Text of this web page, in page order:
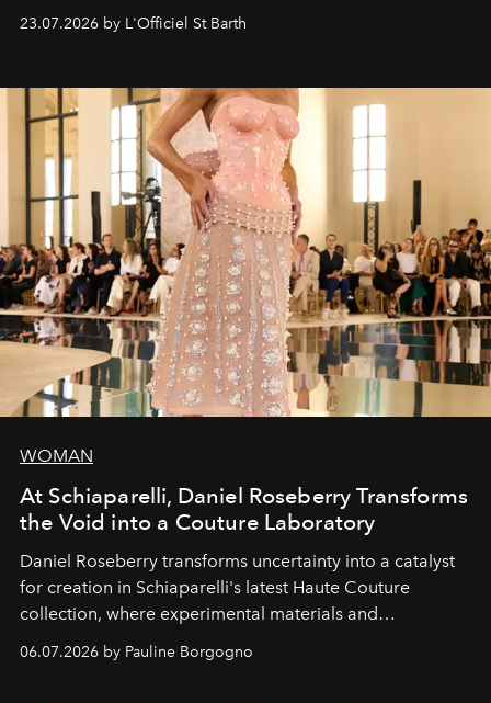
cruise fashion finds its most natural expression.
23.07.2026 by L'Officiel St Barth
WOMAN
At Schiaparelli, Daniel Roseberry Transforms
the Void into a Couture Laboratory
Daniel Roseberry transforms uncertainty into a catalyst
for creation in Schiaparelli's latest Haute Couture
collection, where experimental materials and
exceptional craftsmanship forge a new territory between
fashion, sculpture, and art.
06.07.2026 by Pauline Borgogno